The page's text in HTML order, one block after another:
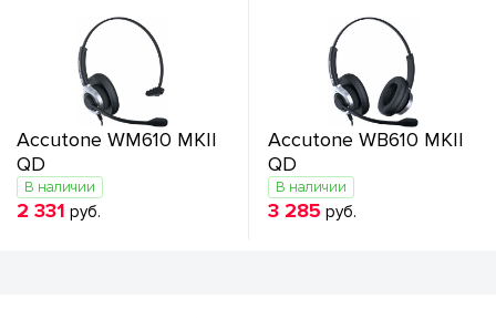
Accutone WM610 MKII
QD
В наличии
2 331 руб.
Accutone WB610 MKII
QD
В наличии
3 285 руб.